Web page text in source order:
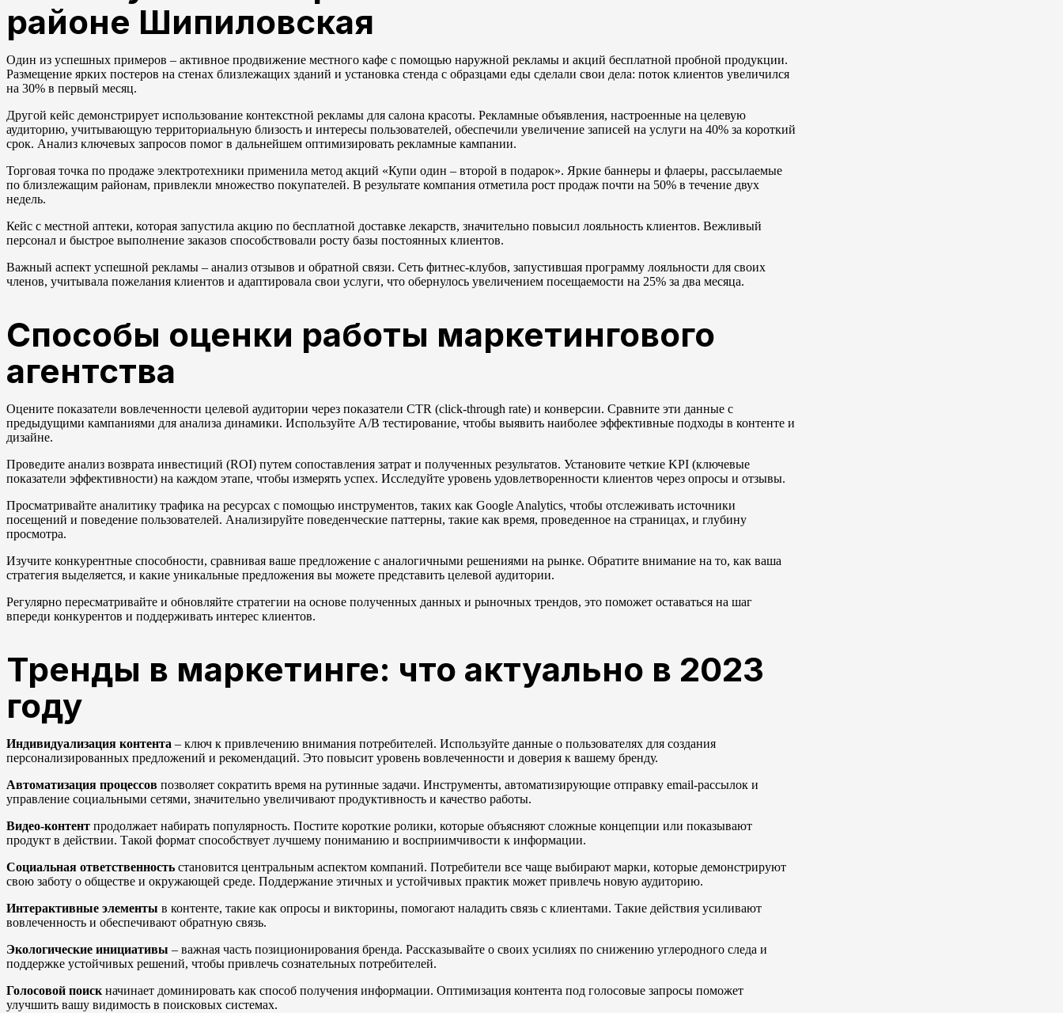
районе Шипиловская
Один из успешных примеров – активное продвижение местного кафе с помощью наружной рекламы и акций бесплатной пробной продукции.
Размещение ярких постеров на стенах близлежащих зданий и установка стенда с образцами еды сделали свои дела: поток клиентов увеличился
на 30% в первый месяц.
Другой кейс демонстрирует использование контекстной рекламы для салона красоты. Рекламные объявления, настроенные на целевую
аудиторию, учитывающую территориальную близость и интересы пользователей, обеспечили увеличение записей на услуги на 40% за короткий
срок. Анализ ключевых запросов помог в дальнейшем оптимизировать рекламные кампании.
Торговая точка по продаже электротехники применила метод акций «Купи один – второй в подарок». Яркие баннеры и флаеры, рассылаемые
по близлежащим районам, привлекли множество покупателей. В результате компания отметила рост продаж почти на 50% в течение двух
недель.
Кейс с местной аптеки, которая запустила акцию по бесплатной доставке лекарств, значительно повысил лояльность клиентов. Вежливый
персонал и быстрое выполнение заказов способствовали росту базы постоянных клиентов.
Важный аспект успешной рекламы – анализ отзывов и обратной связи. Сеть фитнес-клубов, запустившая программу лояльности для своих
членов, учитывала пожелания клиентов и адаптировала свои услуги, что обернулось увеличением посещаемости на 25% за два месяца.
Способы оценки работы маркетингового
агентства
Оцените показатели вовлеченности целевой аудитории через показатели CTR (click-through rate) и конверсии. Сравните эти данные с
предыдущими кампаниями для анализа динамики. Используйте A/B тестирование, чтобы выявить наиболее эффективные подходы в контенте и
дизайне.
Проведите анализ возврата инвестиций (ROI) путем сопоставления затрат и полученных результатов. Установите четкие KPI (ключевые
показатели эффективности) на каждом этапе, чтобы измерять успех. Исследуйте уровень удовлетворенности клиентов через опросы и отзывы.
Просматривайте аналитику трафика на ресурсах с помощью инструментов, таких как Google Analytics, чтобы отслеживать источники
посещений и поведение пользователей. Анализируйте поведенческие паттерны, такие как время, проведенное на страницах, и глубину
просмотра.
Изучите конкурентные способности, сравнивая ваше предложение с аналогичными решениями на рынке. Обратите внимание на то, как ваша
стратегия выделяется, и какие уникальные предложения вы можете представить целевой аудитории.
Регулярно пересматривайте и обновляйте стратегии на основе полученных данных и рыночных трендов, это поможет оставаться на шаг
впереди конкурентов и поддерживать интерес клиентов.
Тренды в маркетинге: что актуально в 2023
году
Индивидуализация контента – ключ к привлечению внимания потребителей. Используйте данные о пользователях для создания
персонализированных предложений и рекомендаций. Это повысит уровень вовлеченности и доверия к вашему бренду.
Автоматизация процессов позволяет сократить время на рутинные задачи. Инструменты, автоматизирующие отправку email-рассылок и
управление социальными сетями, значительно увеличивают продуктивность и качество работы.
Видео-контент продолжает набирать популярность. Постите короткие ролики, которые объясняют сложные концепции или показывают
продукт в действии. Такой формат способствует лучшему пониманию и восприимчивости к информации.
Социальная ответственность становится центральным аспектом компаний. Потребители все чаще выбирают марки, которые демонстрируют
свою заботу о обществе и окружающей среде. Поддержание этичных и устойчивых практик может привлечь новую аудиторию.
Интерактивные элементы в контенте, такие как опросы и викторины, помогают наладить связь с клиентами. Такие действия усиливают
вовлеченность и обеспечивают обратную связь.
Экологические инициативы – важная часть позиционирования бренда. Рассказывайте о своих усилиях по снижению углеродного следа и
поддержке устойчивых решений, чтобы привлечь сознательных потребителей.
Голосовой поиск начинает доминировать как способ получения информации. Оптимизация контента под голосовые запросы поможет
улучшить вашу видимость в поисковых системах.